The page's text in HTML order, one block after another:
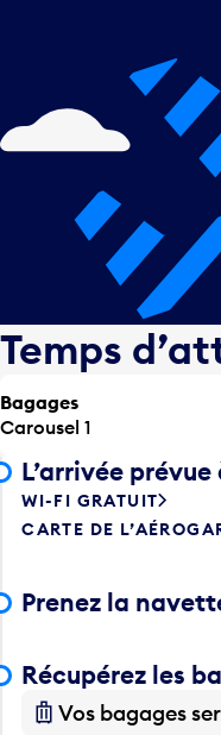
Temps
Bagages
Carousel 1
L’arrivée prévue
WI-FI GRATUIT
CARTE DE
Prenez la
Récupérez les
Vos bagages